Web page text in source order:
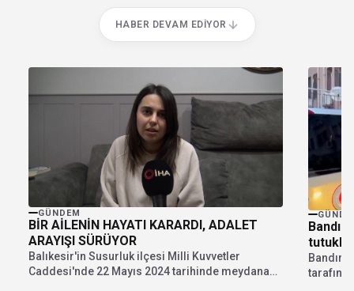
HABER DEVAM EDIYOR
GÜNDEM
BİR AİLENİN HAYATI KARARDI, ADALET
ARAYIŞI SÜRÜYOR
Balıkesir'in Susurluk ilçesi Milli Kuvvetler
Caddesi'nde 22 Mayıs 2024 tarihinde meydana